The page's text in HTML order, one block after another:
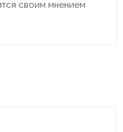
своим мнением